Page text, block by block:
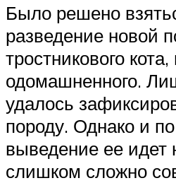
Было решено
разведение новой
тростникового
одомашненного.
удалось
породу. Однако и
выведение ее идет
слишком сложно